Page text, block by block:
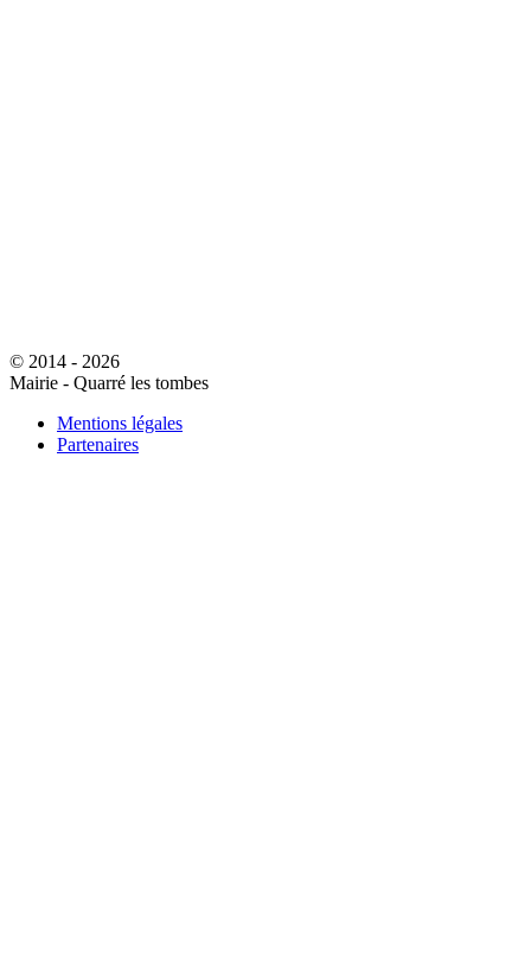
© 2014 - 2026
Mairie - Quarré les tombes
Mentions légales
Partenaires